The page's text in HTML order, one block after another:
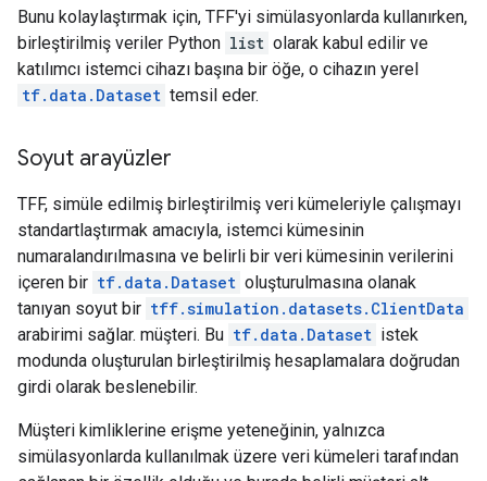
Bunu kolaylaştırmak için, TFF'yi simülasyonlarda kullanırken,
birleştirilmiş veriler Python list olarak kabul edilir ve
katılımcı istemci cihazı başına bir öğe, o cihazın yerel
tf.data.Dataset temsil eder.
Soyut arayüzler
TFF, simüle edilmiş birleştirilmiş veri kümeleriyle çalışmayı
standartlaştırmak amacıyla, istemci kümesinin
numaralandırılmasına ve belirli bir veri kümesinin verilerini
içeren bir tf.data.Dataset oluşturulmasına olanak
tanıyan soyut bir tff.simulation.datasets.ClientData
arabirimi sağlar. müşteri. Bu tf.data.Dataset istek
modunda oluşturulan birleştirilmiş hesaplamalara doğrudan
girdi olarak beslenebilir.
Müşteri kimliklerine erişme yeteneğinin, yalnızca
simülasyonlarda kullanılmak üzere veri kümeleri tarafından